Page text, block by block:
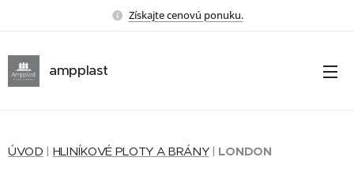
Získajte cenovú ponuku.
ampplast
ÚVOD | HLINÍKOVÉ PLOTY A BRÁNY| LONDON